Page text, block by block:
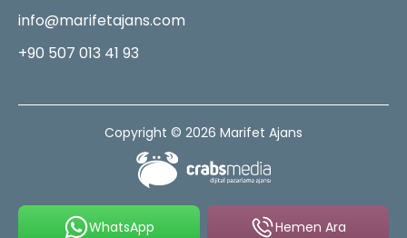
WhatsApp Hemen Ara
info@marifetajans.com
+90 507 013 41 93
Copyright © 2026 Marifet Ajans